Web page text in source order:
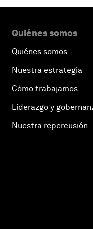
Quiénes somos
Quiénes somos
Nuestra estrategia
Cómo trabajamos
Liderazgo y
Nuestra repercusión